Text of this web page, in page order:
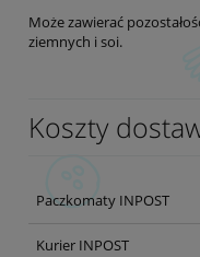
Może zawierać
ziemnych i soi.
Koszty
Cena nie zawiera
Paczkomaty INPOST
Kurier INPOST